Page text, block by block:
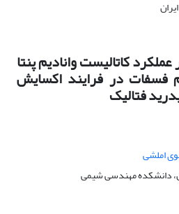
عملکرد کاتالیست وانادیم پنتا
فسفات در فرایند اکسایش
فتالیک
املشی
دانشکده مهندسی شیمی